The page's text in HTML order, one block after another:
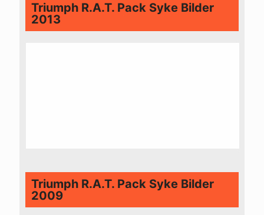
Triumph R.A.T. Pack Syke Bilder
2013
Triumph R.A.T. Pack Syke Bilder
2009